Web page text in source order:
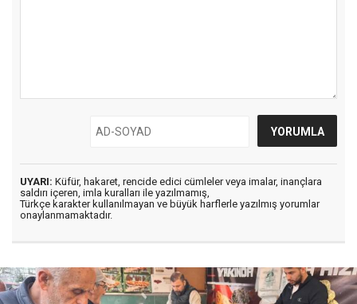
UYARI: Küfür, hakaret, rencide edici cümleler veya imalar, inançlara
saldırı içeren, imla kuralları ile yazılmamış,
Türkçe karakter kullanılmayan ve büyük harflerle yazılmış yorumlar
onaylanmamaktadır.